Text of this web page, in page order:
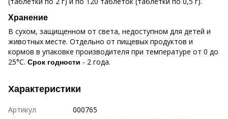
Хранение
В сухом, защищенном от света, недоступном для детей и
животных месте. Отдельно от пищевых продуктов и
кормов в упаковке производителя при температуре от 0 до
25°С. Срок годности - 2 года.
Характеристики
Артикул
000765